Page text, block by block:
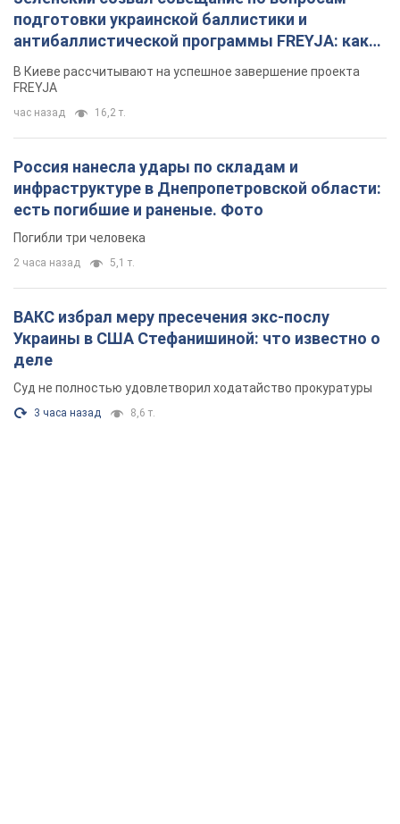
инфраструктуре в Днепропетровской области:
есть погибшие и раненые. Фото
2 часа назад
ВАКС избрал меру пресечения экс-послу
Украины в США Стефанишиной: что известно о
деле
Суд не полностью удовлетворил ходатайство прокуратуры
3 часа назад 8,6 т.